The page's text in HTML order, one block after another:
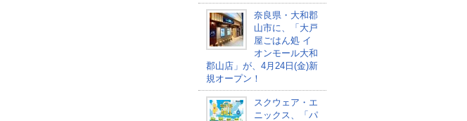
奈良県・大和郡
山市に、「大戸
屋ごはん処 イ
オンモール大和
郡山店」が、4月24日(金)新
規オープン！
スクウェア・エ
ニックス、「パ